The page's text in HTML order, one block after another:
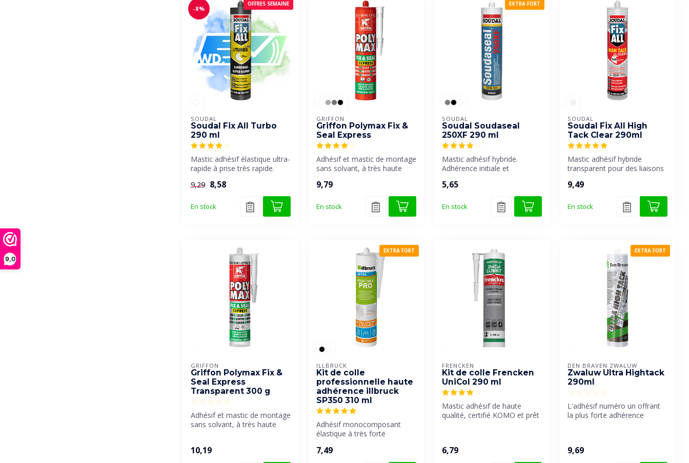
9,0
OFFRES SEMAINE
-8%
SOUDAL
Soudal Fix All Turbo
290 ml
Mastic adhésif élastique ultra-
rapide à prise très rapide.
9,29 8,58
En stock
GRIFFON
Griffon Polymax Fix &
Seal Express
Adhésif et mastic de montage
sans solvant, à très haute
9,79
En stock
EXTRA FORT
SOUDAL
Soudal Soudaseal
250XF 290 ml
Mastic adhésif hybride.
Adhérence initiale et
exceptionnelleme...
5,65
En stock
SOUDAL
Soudal Fix All High
Tack Clear 290ml
Mastic adhésif hybride
transparent pour des liaisons
tous...
9,49
En stock
GRIFFON
Griffon Polymax Fix &
Seal Express
Transparent 300 g
Adhésif et mastic de montage
sans solvant, à très haute
10,19
EXTRA FORT
ILLBRUCK
Kit de colle
professionnelle haute
adhérence illbruck
SP350 310 ml
Adhésif monocomposant
élastique à très forte
polym...
7,49
FRENCKEN
Kit de colle Frencken
UniCol 290 ml
Mastic adhésif de haute
qualité, certifié KOMO et prêt
6,79
EXTRA FORT
DEN BRAVEN ZWALUW
Zwaluw Ultra Hightack
290ml
L'adhésif numéro un offrant
la plus forte adhérence
9,69